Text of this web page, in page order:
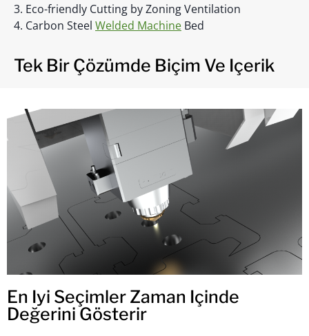
3. Eco-friendly Cutting by Zoning Ventilation
4. Carbon Steel Welded Machine Bed
Tek Bir Çözümde Biçim Ve Içerik
En Iyi Seçimler Zaman Içinde
Değerini Gösterir